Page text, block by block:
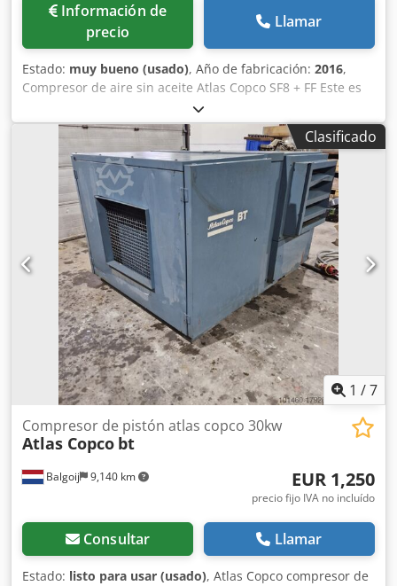
Información de
precio
Llamar
Estado: muy bueno (usado), Año de fabricación: 2016,
Compresor de aire sin aceite Atlas Copco SF8 + FF Este es
un compresor de aire de tipo scroll sin aceite Atlas Copco
SF8+FF usado fabricado en 2016. Las unidades multiscroll
SF+ 8 ofrecen los beneficios y la flexibilidad de un sistema
modular que utiliza de dos a cuatro módulos de
compresor integrados en una carrocería. El Elektronikon®
monitorea continuamente el estado de cada elemento y
pone en marcha y detiene los elementos de compresión,
asegurando así que la salida de aire comprimido coincida
con la demanda de aire. Además, la calidad perfecta del
aire y la facilidad de uso de estas unidades garantizan un
proceso de producción superior. Fabricante: Atlas Copco
Modelo: SF8 + FF HC Año: 2016 Capacidad: 0,68m3/h
Potencia instalada: 7,4 kW Nivel de ruido: 63 dB Presión
máxima de trabajo: 9,75 bar Dimensiones de la máquina
LxAnxAl: 1.700x760x1.850 mm Crjdjv D Hayspfx Amhof Peso
de la máquina: 457 kg.
Clasificado
1 /7
Balgoij 9,140 km
Compresor de pistón atlas copco 30kw
Atlas Copco bt
EUR 1,250
precio fijo IVA no incluído
Consultar Llamar
Estado: listo para usar (usado), Atlas Copco compresor de